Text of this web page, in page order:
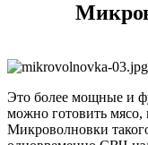
Это более мощные и
можно готовить мясо,
Микроволновки